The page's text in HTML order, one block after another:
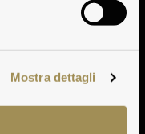
Mostra dettagli